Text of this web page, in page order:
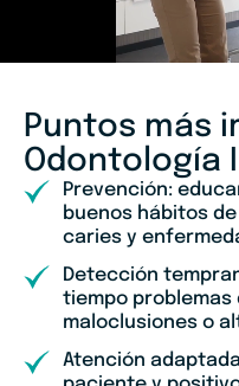
Puntos más
Odontología
Prevención:
buenos hábitos
caries y
Detección
tiempo
maloclusiones o
Atención